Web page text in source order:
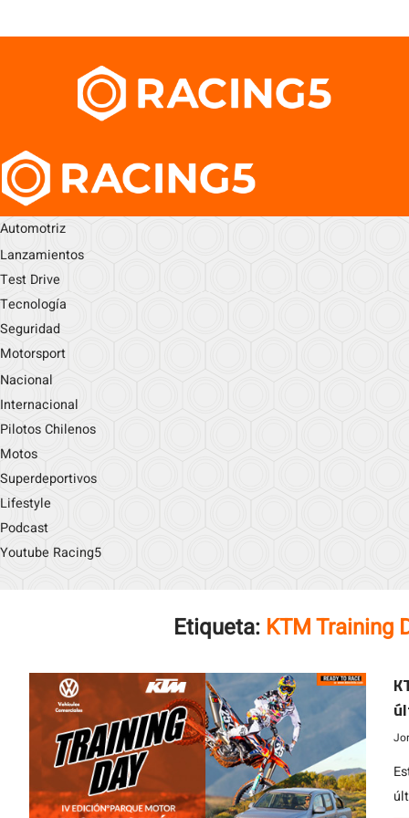
Automotriz
Lanzamientos
Test Drive
Tecnología
Seguridad
Motorsport
Nacional
Internacional
Pilotos Chilenos
Motos
Superdeportivos
Lifestyle
Podcast
Youtube Racing5
Etiqueta: KTM Training